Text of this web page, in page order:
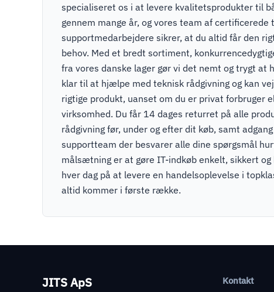
specialiseret os i at levere kvalitetsprodukter til
gennem mange år, og vores team af certificerede
supportmedarbejdere sikrer, at du altid får den
behov. Med et bredt sortiment,
fra vores danske lager gør vi det nemt og trygt at
klar til at hjælpe med teknisk rådgivning og kan
rigtige produkt, uanset om du er privat forbruger
virksomhed. Du får 14 dages returret på alle
rådgivning før, under og efter dit køb, samt
supportteam der besvarer alle dine spørgsmål
målsætning er at gøre IT-indkøb enkelt, sikkert
hver dag på at levere en handelsoplevelse i
altid kommer i første række.
JITS ApS Kontakt